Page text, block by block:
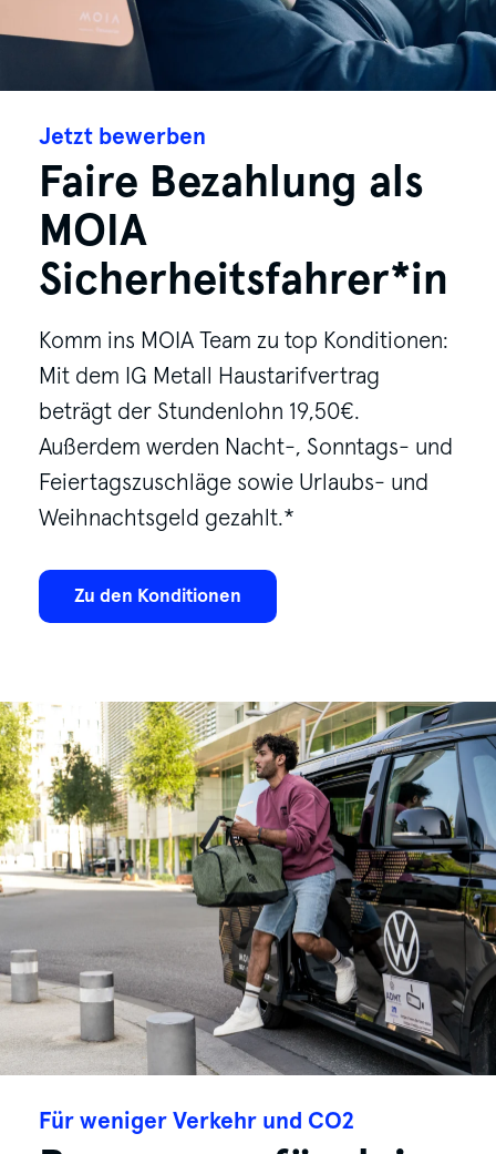
Jetzt bewerben
Faire Bezahlung als
MOIA
Sicherheitsfahrer*in
Komm ins MOIA Team zu top Konditionen:
Mit dem IG Metall Haustarifvertrag
beträgt der Stundenlohn 19,50€.
Außerdem werden Nacht-, Sonntags- und
Feiertagszuschläge sowie Urlaubs- und
Weihnachtsgeld gezahlt.*
Zu den Konditionen
Für weniger Verkehr und CO2